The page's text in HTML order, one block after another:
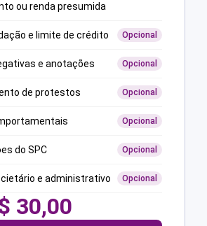
ou renda presumida
e limite de crédito Opcional
e anotações Opcional
de protestos Opcional
Opcional
do SPC Opcional
e administrativo Opcional
30,00